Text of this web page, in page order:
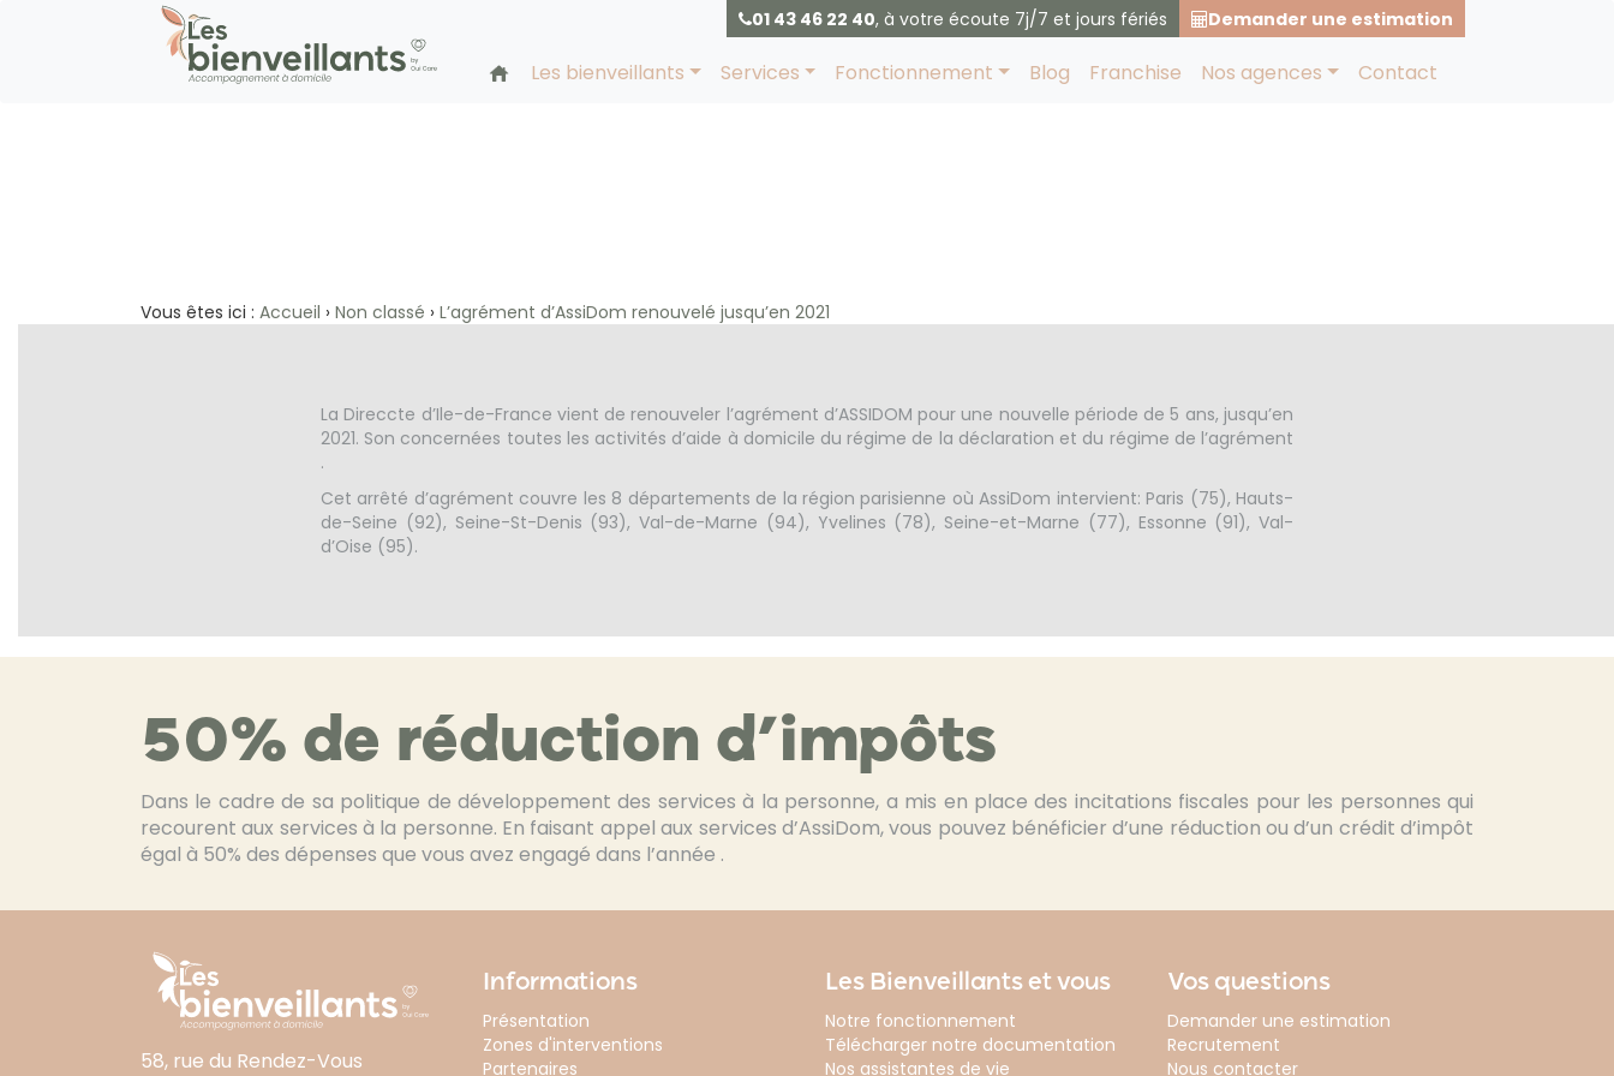
Demander une estimation
01 43 46 22 40, à votre écoute 7j/7 et jours fériés
Les bienveillants Services Fonctionnement Blog Franchise Nos agences Contact
Vous êtes ici : Accueil › Non classé › L’agrément d’AssiDom renouvelé jusqu’en 2021
La Direccte d’Ile-de-France vient de renouveler l’agrément d’ASSIDOM pour une nouvelle période de 5 ans, jusqu’en
2021. Son concernées toutes les activités d’aide à domicile du régime de la déclaration et du régime de l’agrément
.
Cet arrêté d’agrément couvre les 8 départements de la région parisienne où AssiDom intervient: Paris (75), Hauts-
de-Seine (92), Seine-St-Denis (93), Val-de-Marne (94), Yvelines (78), Seine-et-Marne (77), Essonne (91), Val-
d’Oise (95).
50% de réduction d’impôts
Dans le cadre de sa politique de développement des services à la personne, a mis en place des incitations fiscales pour les personnes qui
recourent aux services à la personne. En faisant appel aux services d’AssiDom, vous pouvez bénéficier d’une réduction ou d’un crédit d’impôt
égal à 50% des dépenses que vous avez engagé dans l’année .
58, rue du Rendez-Vous
Informations
Présentation
Zones d'interventions
Partenaires
Les Bienveillants et vous
Notre fonctionnement
Télécharger notre documentation
Nos assistantes de vie
Vos questions
Demander une estimation
Recrutement
Nous contacter